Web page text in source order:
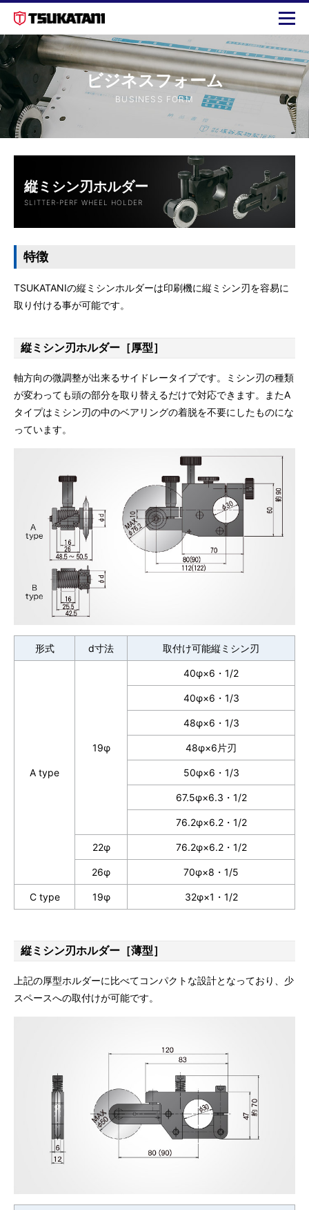
ビジネスフォーム
BUSINESS FORM
縦ミシン刃ホルダー
SLITTER-PERF WHEEL HOLDER
特徴
TSUKATANIの縦ミシンホルダーは印刷機に縦ミシン刃を容易に
取り付ける事が可能です。
縦ミシン刃ホルダー［厚型］
軸方向の微調整が出来るサイドレータイプです。ミシン刃の種類
が変わっても頭の部分を取り替えるだけで対応できます。またA
タイプはミシン刃の中のベアリングの着脱を不要にしたものにな
っています。
形式 d寸法 取付け可能縦ミシン刃
A type
19φ
40φ×6・1/2
40φ×6・1/3
48φ×6・1/3
48φ×6片刃
50φ×6・1/3
67.5φ×6.3・1/2
76.2φ×6.2・1/2
22φ 76.2φ×6.2・1/2
26φ 70φ×8・1/5
C type 19φ 32φ×1・1/2
縦ミシン刃ホルダー［薄型］
上記の厚型ホルダーに比べてコンパクトな設計となっており、少
スペースへの取付けが可能です。